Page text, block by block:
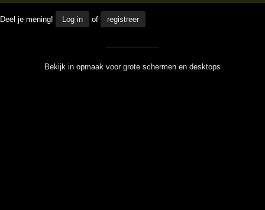
Deel je mening! Log in of registreer
Bekijk in opmaak voor grote schermen en desktops